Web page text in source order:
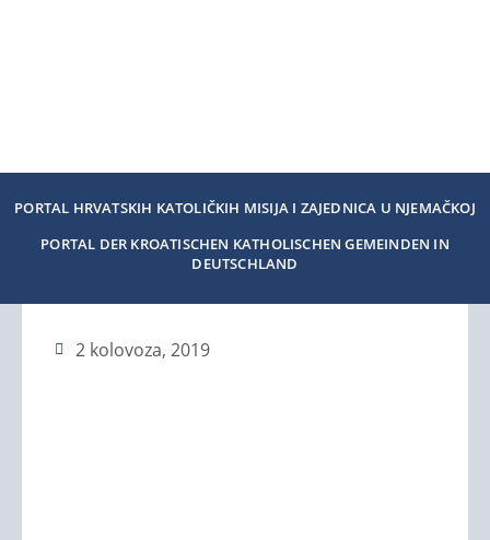
PORTAL HRVATSKIH KATOLIČKIH MISIJA I ZAJEDNICA U NJEMAČKOJ
PORTAL DER KROATISCHEN KATHOLISCHEN GEMEINDEN IN
DEUTSCHLAND
2 kolovoza, 2019